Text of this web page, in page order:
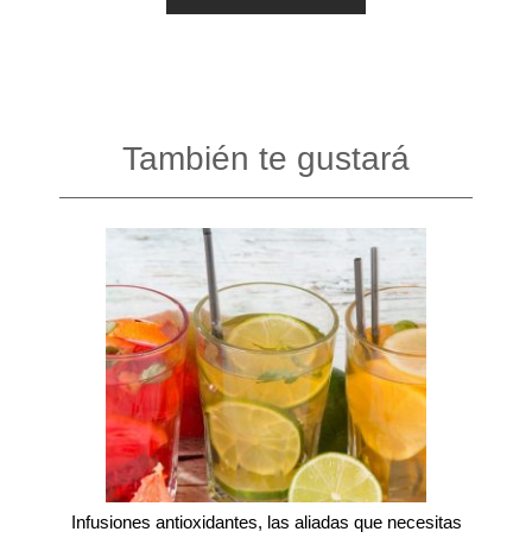
También te gustará
Infusiones antioxidantes, las aliadas que necesitas